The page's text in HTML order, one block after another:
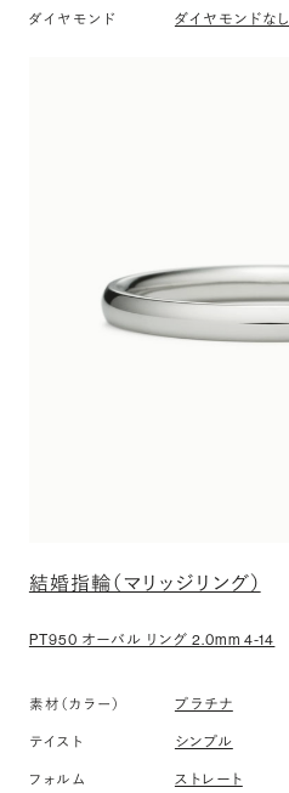
ダイヤモンド ダイヤモンドなし
結婚指輪（マリッジリング）
PT950 オーバル リング 2.0mm 4-14
素材（カラー） プラチナ
テイスト シンプル
フォルム ストレート